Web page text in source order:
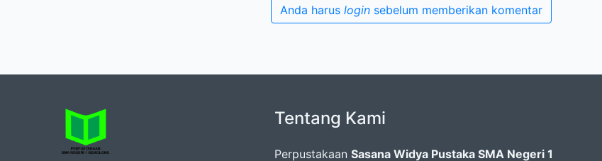
Anda harus login sebelum memberikan komentar
Tentang Kami
Perpustakaan Sasana Widya Pustaka SMA Negeri 1